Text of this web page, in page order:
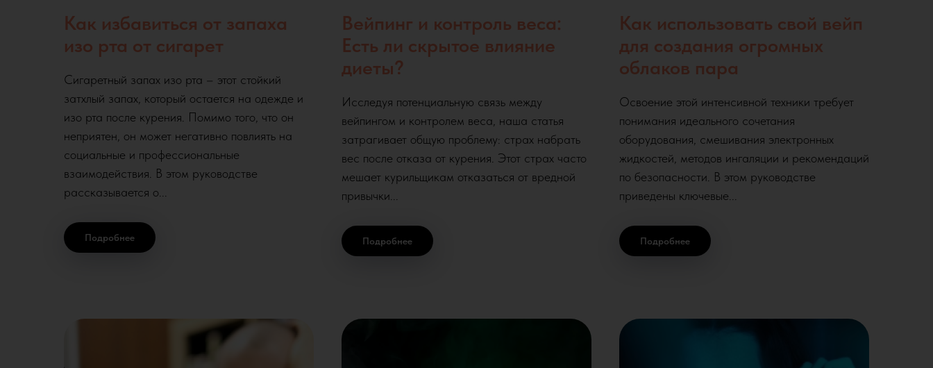
Как избавиться от запаха
изо рта от сигарет
Сигаретный запах изо рта – этот стойкий
затхлый запах, который остается на одежде и
изо рта после курения. Помимо того, что он
неприятен, он может негативно повлиять на
социальные и профессиональные
взаимодействия. В этом руководстве
рассказывается о...
Подробнее
Вейпинг и контроль веса:
Есть ли скрытое влияние
диеты?
Исследуя потенциальную связь между
вейпингом и контролем веса, наша статья
затрагивает общую проблему: страх набрать
вес после отказа от курения. Этот страх часто
мешает курильщикам отказаться от вредной
привычки...
Подробнее
Как использовать свой вейп
для создания огромных
облаков пара
Освоение этой интенсивной техники требует
понимания идеального сочетания
оборудования, смешивания электронных
жидкостей, методов ингаляции и рекомендаций
по безопасности. В этом руководстве
приведены ключевые...
Подробнее